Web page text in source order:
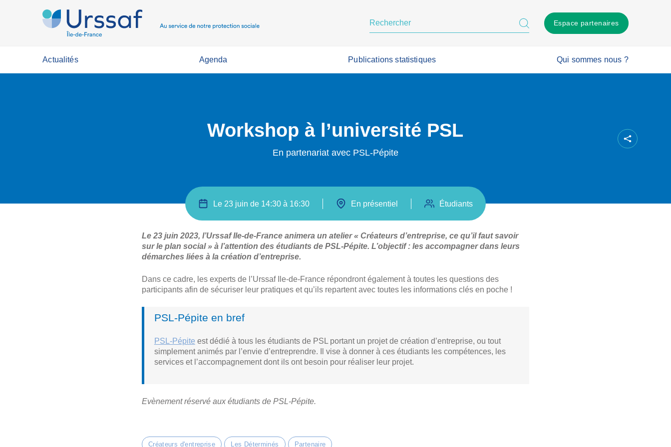
Espace partenaires
Actualités Agenda Publications statistiques Qui sommes nous ?
Workshop à l’université PSL
En partenariat avec PSL-Pépite
Le 23 juin de 14:30 à 16:30 En présentiel Étudiants
Le 23 juin 2023, l’Urssaf Ile-de-France animera un atelier « Créateurs d’entreprise, ce qu’il faut savoir
sur le plan social » à l’attention des étudiants de PSL-Pépite. L’objectif : les accompagner dans leurs
démarches liées à la création d’entreprise.
Dans ce cadre, les experts de l’Urssaf Ile-de-France répondront également à toutes les questions des
participants afin de sécuriser leur pratiques et qu’ils repartent avec toutes les informations clés en poche !
PSL-Pépite en bref
PSL-Pépite est dédié à tous les étudiants de PSL portant un projet de création d’entreprise, ou tout
simplement animés par l’envie d’entreprendre. Il vise à donner à ces étudiants les compétences, les
services et l’accompagnement dont ils ont besoin pour réaliser leur projet.
Evènement réservé aux étudiants de PSL-Pépite.
Créateurs d'entreprise Les Déterminés Partenaire